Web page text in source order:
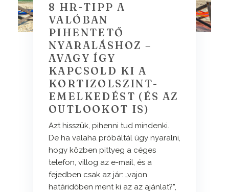
8 HR-TIPP A
VALÓBAN
PIHENTETŐ
NYARALÁSHOZ –
AVAGY ÍGY
KAPCSOLD KI A
KORTIZOLSZINT-
EMELKEDÉST (ÉS AZ
OUTLOOKOT IS)
Azt hisszük, pihenni tud mindenki.
De ha valaha próbáltál úgy nyaralni,
hogy közben pittyeg a céges
telefon, villog az e-mail, és a
fejedben csak az jár: „vajon
határidőben ment ki az az ajánlat?”,